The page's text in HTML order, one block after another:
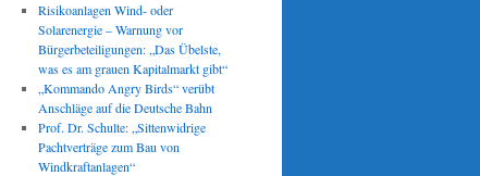
Risikoanlagen Wind- oder
Solarenergie – Warnung vor
Bürgerbeteiligungen: „Das Übelste,
was es am grauen Kapitalmarkt gibt“
„Kommando Angry Birds“ verübt
Anschläge auf die Deutsche Bahn
Prof. Dr. Schulte: „Sittenwidrige
Pachtverträge zum Bau von
Windkraftanlagen“